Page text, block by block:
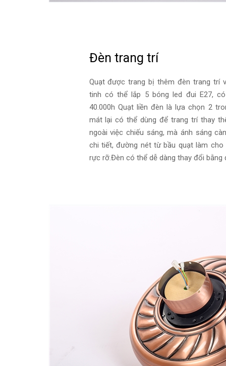
Đèn trang trí
Quạt được trang bị thêm đèn trang trí
tinh có thể lắp 5 bóng led đui E27,
40.000h Quạt liền đèn là lựa chọn 2
mát lại có thể dùng để trang trí thay
ngoài việc chiếu sáng, mà ánh sáng
chi tiết, đường nét từ bầu quạt làm cho
rực rỡ.Đèn có thể dễ dàng thay đổi bằng